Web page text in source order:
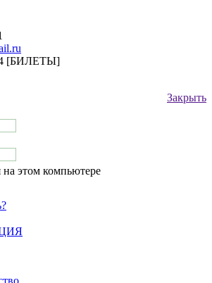
[БИЛЕТЫ]
Закрыть
этом компьютере